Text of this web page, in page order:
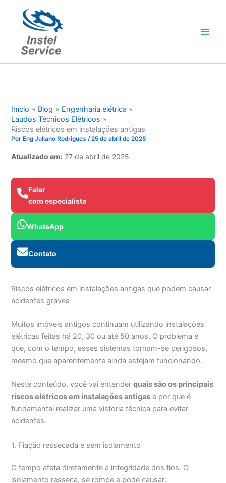
conteúdo
Início Blog
Engenharia elétrica
Laudos Técnicos Elétricos
Riscos elétricos em instalações antigas
Por Eng Juliano Rodrigues/25 de abril de 2025
Atualizado em: 27 de abril de 2025
Falar
com especialista
WhatsApp
Contato
Riscos elétricos em instalações antigas que podem causar
acidentes graves
Muitos imóveis antigos continuam utilizando instalações
elétricas feitas há 20, 30 ou até 50 anos. O problema é
que, com o tempo, esses sistemas tornam-se perigosos,
mesmo que aparentemente ainda estejam funcionando.
Neste conteúdo, você vai entenderquais são os principais
riscos elétricos em instalações antigas e por que é
fundamental realizar uma vistoria técnica para evitar
acidentes.
1. Fiação ressecada e sem isolamento
O tempo afeta diretamente a integridade dos fios. O
isolamento resseca, se rompe e pode causar: